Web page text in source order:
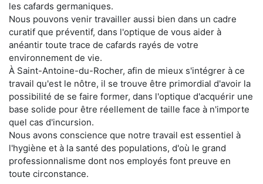
les cafards germaniques.
Nous pouvons venir travailler aussi bien dans un cadre
curatif que préventif, dans l'optique de vous aider à
anéantir toute trace de cafards rayés de votre
environnement de vie.
À Saint-Antoine-du-Rocher, afin de mieux s'intégrer à ce
travail qu'est le nôtre, il se trouve être primordial d'avoir la
possibilité de se faire former, dans l'optique d'acquérir une
base solide pour être réellement de taille face à n'importe
quel cas d'incursion.
Nous avons conscience que notre travail est essentiel à
l'hygiène et à la santé des populations, d'où le grand
professionnalisme dont nos employés font preuve en
toute circonstance.